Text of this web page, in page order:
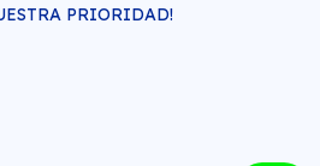
PRIORIDAD!